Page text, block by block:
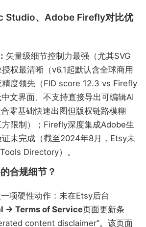
Studio、Adobe Firefly对比优
矢量级细节控制力最强（尤其SVG
权最清晰（v6.1起默认含全球商用
度领先（FID score 12.3 vs Firefly
文界面、不支持直接导出可编辑AI
零基础快速出图但版权链路模糊
方限制）；Firefly深度集成Adobe生
未完成（截至2024年8月，Etsy未
Directory）。
合规细节？
项硬性动作：未在Etsy后台
→ Terms of Service页面更新条
content disclaimer”。该页面